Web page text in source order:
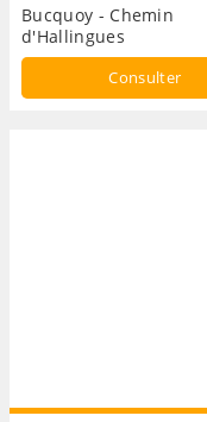
Bucquoy - Chemin
d'Hallingues
Consulter